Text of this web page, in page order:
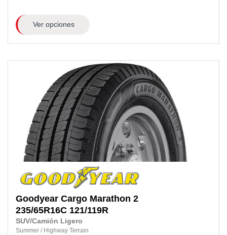
Ver opciones
Goodyear Cargo Marathon 2
235/65R16C 121/119R
SUV/Camión Ligero
Summer / Highway Terrain